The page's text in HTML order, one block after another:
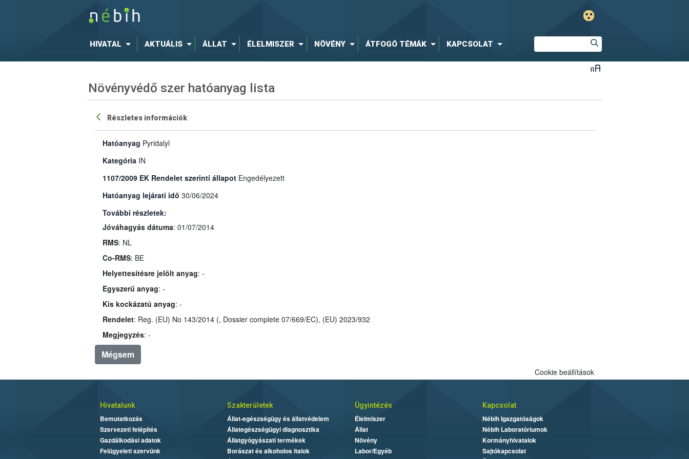
HIVATAL AKTUÁLIS ÁLLAT ÉLELMISZER NÖVÉNY ÁTFOGÓ TÉMÁK KAPCSOLAT
Növényvédő szer hatóanyag lista
Részletes információk
Hatóanyag Pyridalyl
Kategória IN
1107/2009 EK Rendelet szerinti állapot Engedélyezett
Hatóanyag lejárati idő 30/06/2024
További részletek:
Jóváhagyás dátuma: 01/07/2014
RMS: NL
Co-RMS: BE
Helyettesítésre jelölt anyag: -
Egyszerű anyag: -
Kis kockázatú anyag: -
Rendelet
: Reg. (EU) No 143/2014 (, Dossier complete 07/669/EC), (EU) 2023/932
Megjegyzés: -
Mégsem
Cookie beállítások
Hivatalunk
Bemutatkozás
Szervezeti felépítés
Gazdálkodási adatok
Felügyeleti szervünk
Szakterületek
Állat-egészségügy és állatvédelem
Állategészségügyi diagnosztika
Állatgyógyászati termékek
Borászat és alkoholos italok
Ügyintézés
Élelmiszer
Állat
Növény
Labor/Egyéb
Kapcsolat
Nébih Igazgatóságok
Nébih Laboratóriumok
Kormányhivatalok
Sajtókapcsolat